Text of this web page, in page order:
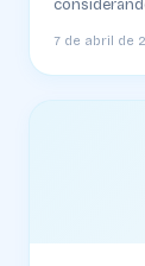
7 de abril de